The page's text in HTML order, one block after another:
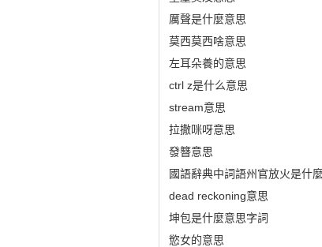
厲聲是什麼意思
莫西莫西啥意思
左耳朵養的意思
ctrl z是什么意思
stream意思
拉撒咪呀意思
發簪意思
國語辭典中詞語州官放火是什
dead reckoning意思
坤包是什麼意思字詞
慾女的意思